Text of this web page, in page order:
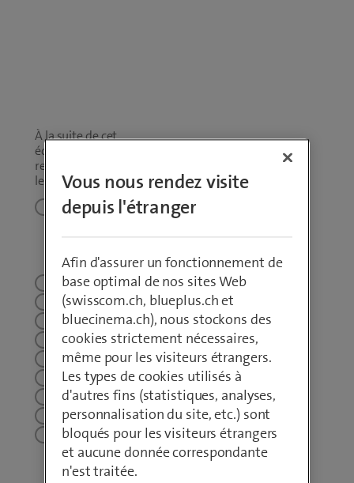
À la suite de cet
échange,
recommanderiez-vous
le chatbot Sky?*
10 – Je le
hésiter
9
8
7
6
5
4
3
2
1 – Je ne le
recommanderais
certainement
Vous nous rendez visite
depuis l'étranger
Afin d'assurer un fonctionnement de
base optimal de nos sites Web
(swisscom.ch, blueplus.ch et
bluecinema.ch), nous stockons des
cookies strictement nécessaires,
même pour les visiteurs étrangers.
Les types de cookies utilisés à
d'autres fins (statistiques, analyses,
personnalisation du site, etc.) sont
bloqués pour les visiteurs étrangers
et aucune donnée correspondante
n'est traitée.